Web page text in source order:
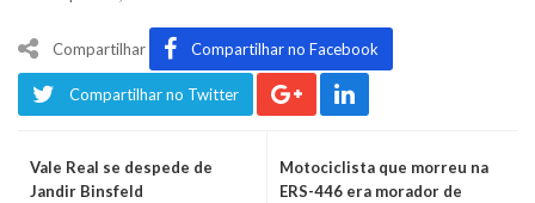
Compartilhar Compartilhar no Facebook
Compartilhar no Twitter
Vale Real se despede de
Jandir Binsfeld
Motociclista que morreu na
ERS-446 era morador de